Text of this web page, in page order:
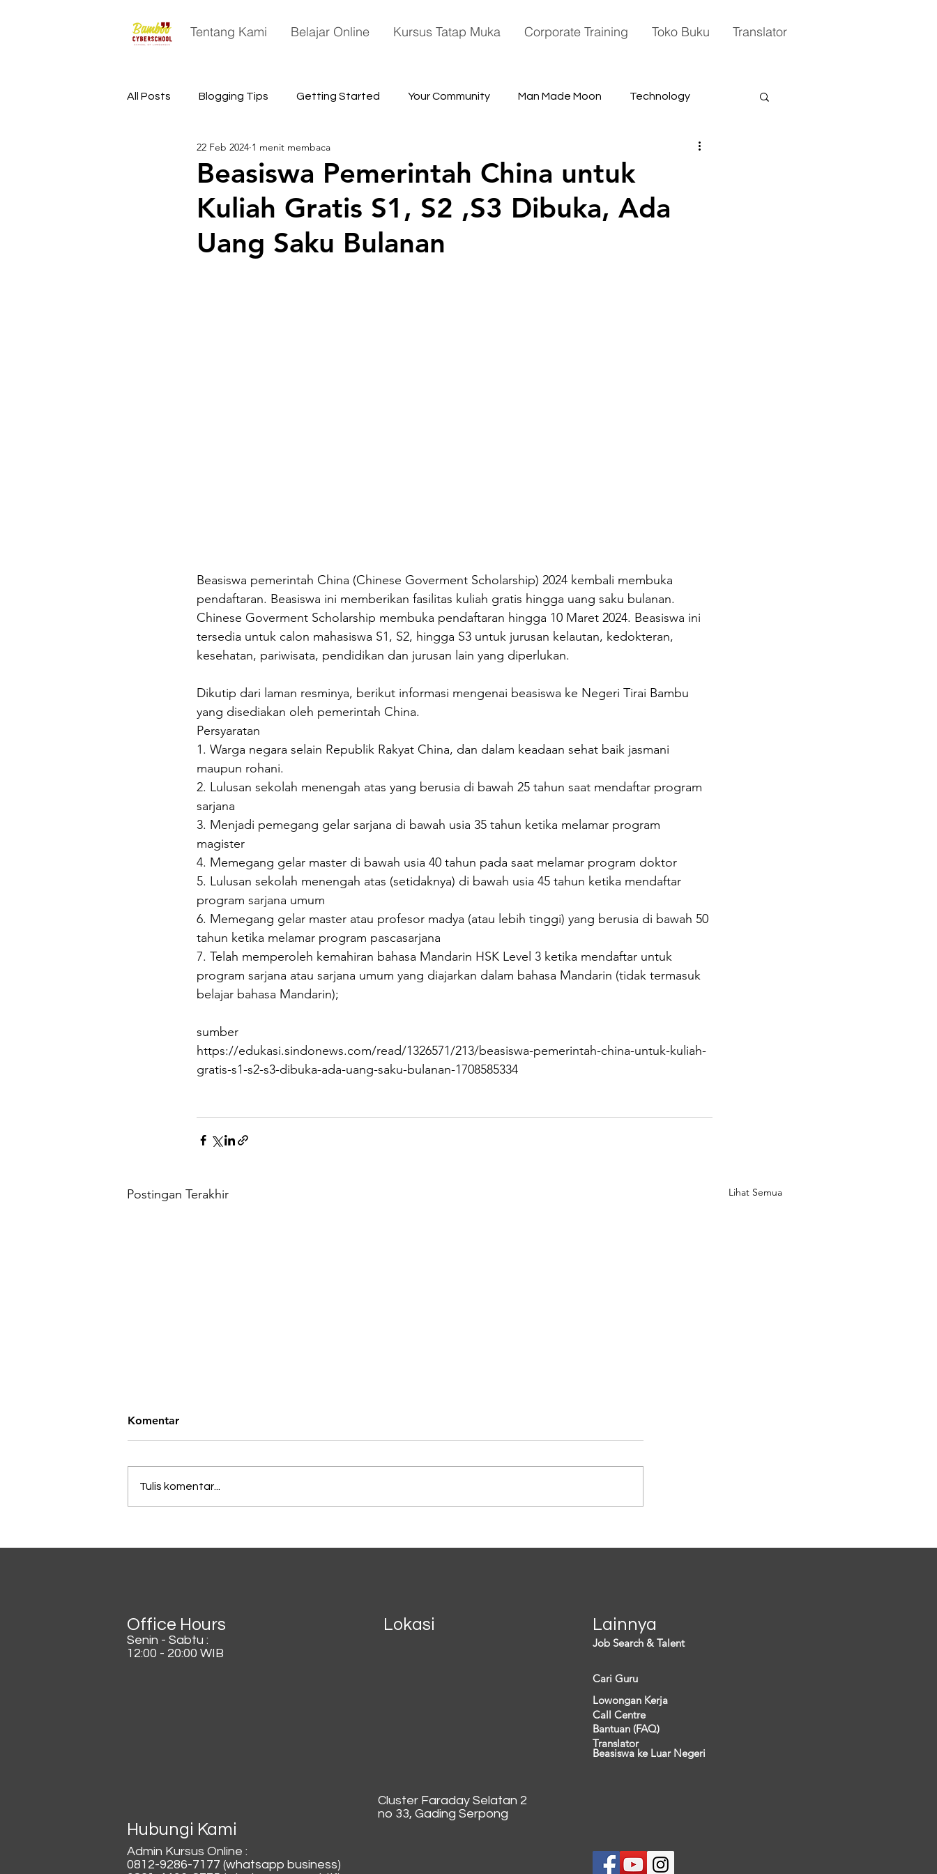
Tentang Kami Belajar Online Kursus Tatap Muka Corporate Training Toko Buku Translator
All Posts Blogging Tips Getting Started Your Community Man Made Moon Technology
Astronomy Space
Beasiswa Pemerintah China untuk
Kuliah Gratis S1, S2 ,S3 Dibuka, Ada
Uang Saku Bulanan
22 Feb 2024 1 menit membaca
Beasiswa pemerintah China (Chinese Goverment Scholarship) 2024 kembali membuka
pendaftaran. Beasiswa ini memberikan fasilitas kuliah gratis hingga uang saku bulanan.
Chinese Goverment Scholarship membuka pendaftaran hingga 10 Maret 2024. Beasiswa ini
tersedia untuk calon mahasiswa S1, S2, hingga S3 untuk jurusan kelautan, kedokteran,
kesehatan, pariwisata, pendidikan dan jurusan lain yang diperlukan.
Dikutip dari laman resminya, berikut informasi mengenai beasiswa ke Negeri Tirai Bambu
yang disediakan oleh pemerintah China.
Persyaratan
1. Warga negara selain Republik Rakyat China, dan dalam keadaan sehat baik jasmani
maupun rohani.
2. Lulusan sekolah menengah atas yang berusia di bawah 25 tahun saat mendaftar program
sarjana
3. Menjadi pemegang gelar sarjana di bawah usia 35 tahun ketika melamar program
magister
4. Memegang gelar master di bawah usia 40 tahun pada saat melamar program doktor
5. Lulusan sekolah menengah atas (setidaknya) di bawah usia 45 tahun ketika mendaftar
program sarjana umum
6. Memegang gelar master atau profesor madya (atau lebih tinggi) yang berusia di bawah 50
tahun ketika melamar program pascasarjana
7. Telah memperoleh kemahiran bahasa Mandarin HSK Level 3 ketika mendaftar untuk
program sarjana atau sarjana umum yang diajarkan dalam bahasa Mandarin (tidak termasuk
belajar bahasa Mandarin);
sumber
https://edukasi.sindonews.com/read/1326571/213/beasiswa-pemerintah-china-untuk-kuliah-
gratis-s1-s2-s3-dibuka-ada-uang-saku-bulanan-1708585334
Postingan Terakhir Lihat Semua
Dicampur Irisan Daun
'Hilang'
terendah. Kondisi tersebut juga
tetapi menimbulkan persoalan
Komentar
Tulis komentar...
Office Hours
Senin - Sabtu :
12:00 - 20:00 WIB
Lokasi Lainnya
Job Search & Talent
Cari Guru
Lowongan Kerja
Call Centre
Bantuan (FAQ)
Translator
Beasiswa ke Luar Negeri
Cluster Faraday Selatan 2
no 33, Gading Serpong
Hubungi Kami
Admin Kursus Online :
0812-9286-7177 (whatsapp business)